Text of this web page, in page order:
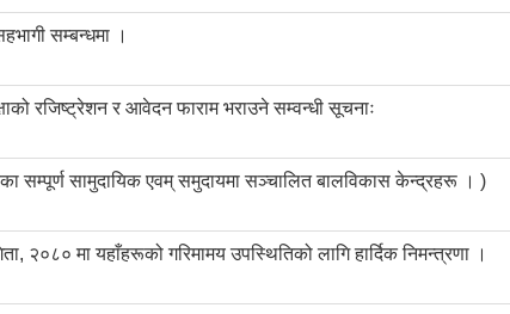
सम्बन्धमा ।
रजिष्ट्रेशन र आवेदन फाराम भराउने सम्वन्धी सूचनाः
सम्पूर्ण सामुदायिक एवम् समुदायमा सञ्चालित बालविकास केन्द्रहरू । )
२०८० मा यहाँहरूको गरिमामय उपस्थितिको लागि हार्दिक निमन्त्रणा ।